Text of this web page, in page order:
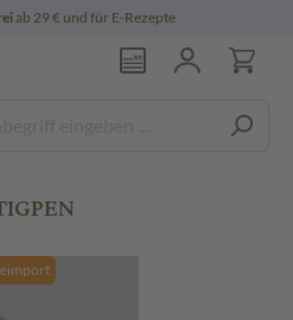
ab 29 € und für E-Rezepte